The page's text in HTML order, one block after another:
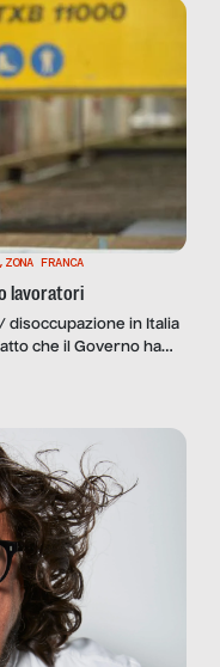
[…]
, ZONA FRANCA
lavoratori
disoccupazione in Italia
che il Governo ha
all’introduzione
a loro volta […]